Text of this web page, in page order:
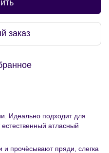
заказ
Идеально подходит для
атласный
и прочёсывают пряди, слегка